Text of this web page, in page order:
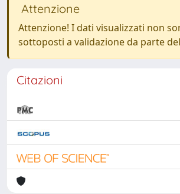
Attenzione
Attenzione! I dati visualizzati non
sottoposti a validazione da parte
Citazioni